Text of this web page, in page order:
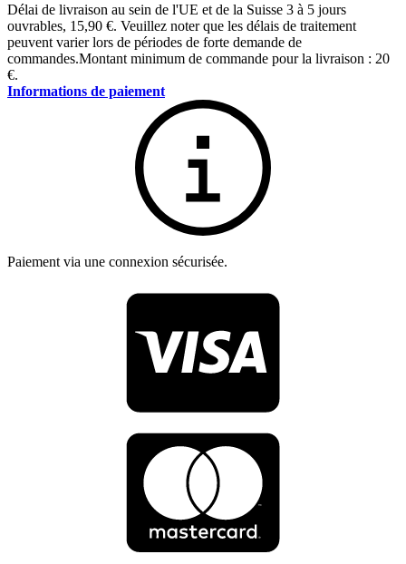
Délai de livraison au sein de l'UE et de la Suisse 3 à 5 jours
ouvrables, 15,90 €. Veuillez noter que les délais de traitement
peuvent varier lors de périodes de forte demande de
commandes.Montant minimum de commande pour la livraison : 20
€.
Informations de paiement
Paiement via une connexion sécurisée.